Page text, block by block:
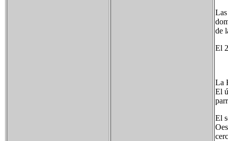
de
El
La
El
El